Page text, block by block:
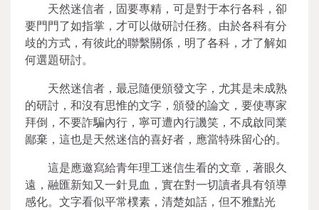
天然迷信者，固要專精，可是對于本行各科，卻
要門門了如指掌，才可以做研討任務。由於各科有分
歧的方式，有彼此的聯繫關係，明了各科，才了解如
何選題研討。
天然迷信者，最忌隨便頒發文字，尤其是未成熟
的研討，和沒有思惟的文字，頒發的論文，要使專家
拜倒，不要詐騙內行，寧可遭內行譏笑，不成啟同業
鄙棄，這也是天然迷信的喜好者，應當特殊留心的。
這是應邀寫給青年理工迷信生看的文章，著眼久
遠，融匯新知又一針見血，實在對一切讀者具有領導
感化。文字看似平常樸素，清楚如話，但不雅點光